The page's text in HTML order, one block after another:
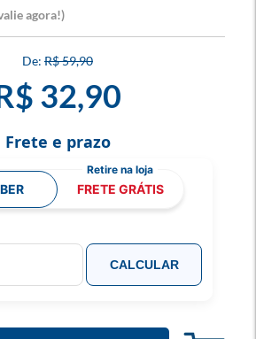
agora!
R$ 59,90
32,90
Frete e prazo
FRETE GRÁTIS
CALCULAR